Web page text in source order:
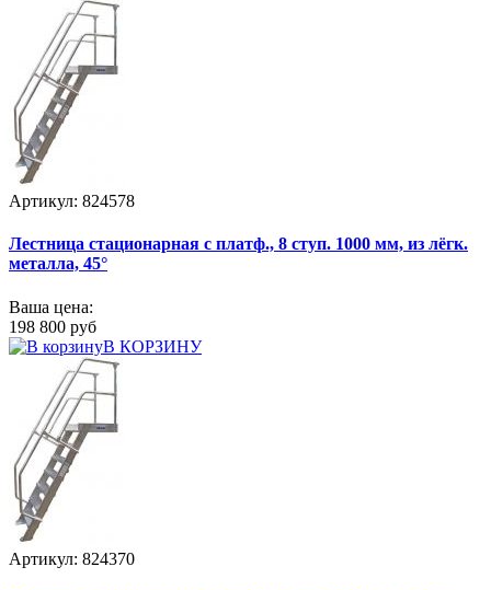
Артикул: 824578
Лестница стационарная с платф., 8 ступ. 1000 мм, из лёгк.
металла, 45°
Ваша цена:
198 800 руб
В КОРЗИНУ
Артикул: 824370